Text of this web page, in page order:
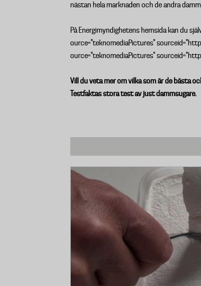
nästan hela marknaden och de andra
På Energimyndighetens hemsida kan du
ource="teknomediaPictures"
ource="teknomediaPictures"
Vill du veta mer om vilka som är de bästa
Testfaktas stora test av just dammsugare.